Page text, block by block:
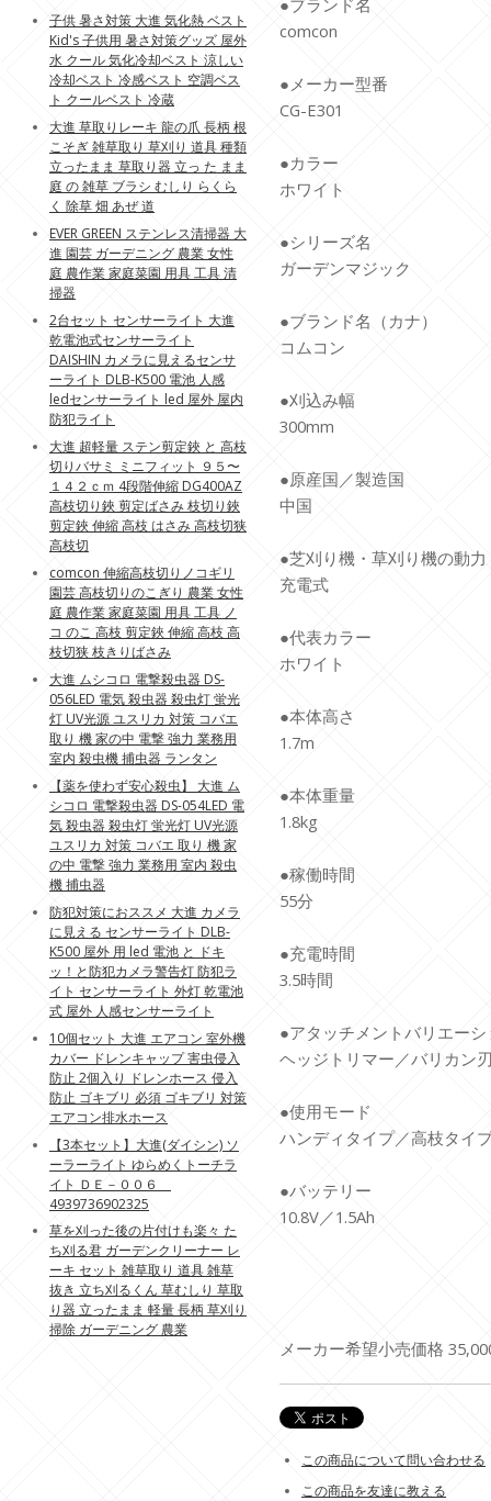
●ブランド名
comcon
●メーカー型番
CG-E301
●カラー
ホワイト
●シリーズ名
ガーデンマジック
●ブランド名（カナ）
コムコン
●刈込み幅
300mm
●原産国／製造国
中国
●芝刈り機・草刈り機の動力
充電式
●代表カラー
ホワイト
●本体高さ
1.7m
●本体重量
1.8kg
●稼働時間
55分
●充電時間
3.5時間
●アタッチメントバリエーシ
ヘッジトリマー／バリカン
●使用モード
ハンディタイプ／高枝タイ
●バッテリー
10.8V／1.5Ah
メーカー希望小売価格
この商品について問い合わせる
この商品を友達に教える
子供 暑さ対策 大進 気化熱 ベスト
Kid's 子供用 暑さ対策グッズ 屋外
水 クール 気化冷却ベスト 涼しい
冷却ベスト 冷感ベスト 空調ベス
ト クールベスト 冷蔵
大進 草取りレーキ 龍の爪 長柄 根
こそぎ 雑草取り 草刈り 道具 種類
立ったまま 草取り器 立っ た まま
庭 の 雑草 ブラシ むしり らくら
く 除草 畑 あぜ 道
EVER GREEN ステンレス清掃器 大
進 園芸 ガーデニング 農業 女性
庭 農作業 家庭菜園 用具 工具 清
掃器
2台セット センサーライト 大進
乾電池式センサーライト
DAISHIN カメラに見えるセンサ
ーライト DLB-K500 電池 人感
ledセンサーライト led 屋外 屋内
防犯ライト
大進 超軽量 ステン剪定鋏 と 高枝
切りバサミ ミニフィット ９５〜
１４２ｃｍ 4段階伸縮 DG400AZ
高枝切り鋏 剪定ばさみ 枝切り鋏
剪定鋏 伸縮 高枝 はさみ 高枝切狭
高枝切
comcon 伸縮高枝切りノコギリ
園芸 高枝切りのこぎり 農業 女性
庭 農作業 家庭菜園 用具 工具 ノ
コ のこ 高枝 剪定鋏 伸縮 高枝 高
枝切狭 枝きりばさみ
大進 ムシコロ 電撃殺虫器 DS-
056LED 電気 殺虫器 殺虫灯 蛍光
灯 UV光源 ユスリカ 対策 コバエ
取り 機 家の中 電撃 強力 業務用
室内 殺虫機 捕虫器 ランタン
【薬を使わず安心殺虫】 大進 ム
シコロ 電撃殺虫器 DS-054LED 電
気 殺虫器 殺虫灯 蛍光灯 UV光源
ユスリカ 対策 コバエ 取り 機 家
の中 電撃 強力 業務用 室内 殺虫
機 捕虫器
防犯対策におススメ 大進 カメラ
に見える センサーライト DLB-
K500 屋外 用 led 電池 と ドキ
ッ！と防犯カメラ警告灯 防犯ラ
イト センサーライト 外灯 乾電池
式 屋外 人感センサーライト
10個セット 大進 エアコン 室外機
カバー ドレンキャップ 害虫侵入
防止 2個入り ドレンホース 侵入
防止 ゴキブリ 必須 ゴキブリ 対策
エアコン排水ホース
【3本セット】大進(ダイシン) ソ
ーラーライト ゆらめくトーチラ
イト ＤＥ－００６
4939736902325
草を刈った後の片付けも楽々 た
ち刈る君 ガーデンクリーナー レ
ーキ セット 雑草取り 道具 雑草
抜き 立ち刈るくん 草むしり 草取
り器 立ったまま 軽量 長柄 草刈り
掃除 ガーデニング 農業